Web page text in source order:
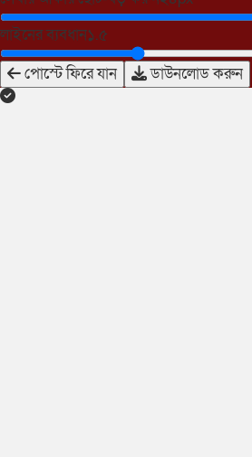
লাইনের ব্যবধান১.৫
পোস্টে ফিরে যান
ডাউনলোড করুন